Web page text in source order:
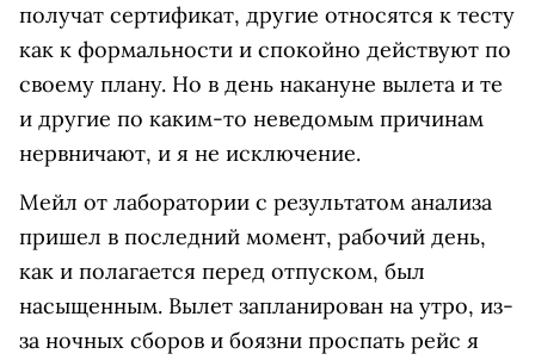
получат сертификат, другие относятся к тесту
как к формальности и спокойно действуют по
своему плану. Но в день накануне вылета и те
и другие по каким-то неведомым причинам
нервничают, и я не исключение.
Мейл от лаборатории с результатом анализа
пришел в последний момент, рабочий день,
как и полагается перед отпуском, был
насыщенным. Вылет запланирован на утро, из-
за ночных сборов и боязни проспать рейс я